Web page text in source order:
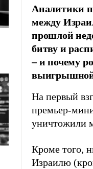
Аналитики
между
прошлой
битву и
– и почему
На первый
премьер-
уничтожили
Кроме того,
Израилю